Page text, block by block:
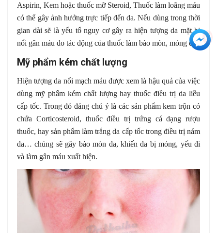
Aspirin, Kem hoặc thuốc mỡ Steroid, Thuốc làm loãng máu
có thể gây ảnh hưởng trực tiếp đến da. Nếu dùng trong thời
gian dài sẽ là yếu tố nguy cơ gây ra hiện tượng da mặt bị
nổi gân máu do tác động của thuốc làm bào mòn, mỏng da.
Mỹ phẩm kém chất lượng
Hiện tượng da nổi mạch máu được xem là hậu quả của việc
dùng mỹ phẩm kém chất lượng hay thuốc điều trị da liễu
cấp tốc. Trong đó đáng chú ý là các sản phẩm kem trộn có
chứa Corticosteroid, thuốc điều trị trứng cá dạng rượu
thuốc, hay sản phẩm làm trắng da cấp tốc trong điều trị nám
da… chúng sẽ gây bào mòn da, khiến da bị mỏng, yếu đi
và làm gân máu xuất hiện.
+3